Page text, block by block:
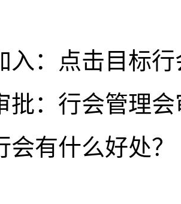
入：点击目标
批：行会管理
会有什么好处？